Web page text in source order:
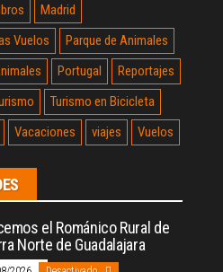
Madrid
Vuelos
Parque de Animales
Portugal
Reportajes
Turismo en Bicicleta
Vacaciones viajes Vuelos
el Románico Rural de
Norte de Guadalajara